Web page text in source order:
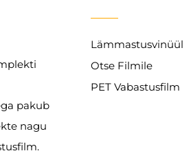
pakub
nagu
Lämmastusvinüül
Otse Filmile
PET Vabastusfilm